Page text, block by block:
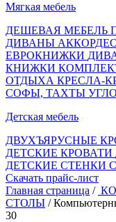
Мягкая мебель
ДЕШЕВАЯ МЕБЕЛЬ
ДИВАНЫ
ЕВРОКНИЖКИ
КНИЖКИ
ОТДЫХА КРЕСЛА-
СОФЫ, ТАХТЫ
Детская мебель
ДВУХЪЯРУСНЫЕ
ДЕТСКИЕ КРОВАТИ
ДЕТСКИЕ СТЕНКИ
Скачать прайс-лист
Главная страница /
СТОЛЫ /
30